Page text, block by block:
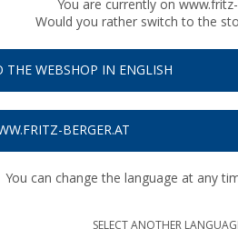
You are currently on
Would you rather switch to the
THE WEBSHOP IN ENGLISH
BERGER.AT
You can change the language at any
SELECT ANOTHER